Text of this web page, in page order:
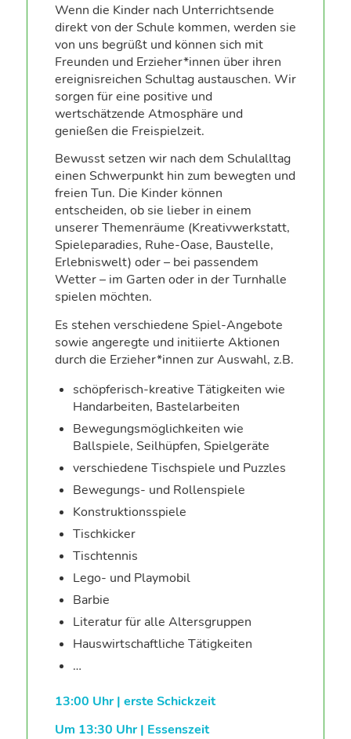
Wenn die Kinder nach Unterrichtsende
direkt von der Schule kommen, werden sie
von uns begrüßt und können sich mit
Freunden und Erzieher*innen über ihren
ereignisreichen Schultag austauschen. Wir
sorgen für eine positive und
wertschätzende Atmosphäre und
genießen die Freispielzeit.
Bewusst setzen wir nach dem Schulalltag
einen Schwerpunkt hin zum bewegten und
freien Tun. Die Kinder können
entscheiden, ob sie lieber in einem
unserer Themenräume (Kreativwerkstatt,
Spieleparadies, Ruhe-Oase, Baustelle,
Erlebniswelt) oder – bei passendem
Wetter – im Garten oder in der Turnhalle
spielen möchten.
Es stehen verschiedene Spiel-Angebote
sowie angeregte und initiierte Aktionen
durch die Erzieher*innen zur Auswahl, z.B.
schöpferisch-kreative Tätigkeiten wie
Handarbeiten, Bastelarbeiten
Bewegungsmöglichkeiten wie
Ballspiele, Seilhüpfen, Spielgeräte
verschiedene Tischspiele und Puzzles
Bewegungs- und Rollenspiele
Konstruktionsspiele
Tischkicker
Tischtennis
Lego- und Playmobil
Barbie
Literatur für alle Altersgruppen
Hauswirtschaftliche Tätigkeiten
…
13:00 Uhr | erste Schickzeit
Um 13:30 Uhr | Essenszeit